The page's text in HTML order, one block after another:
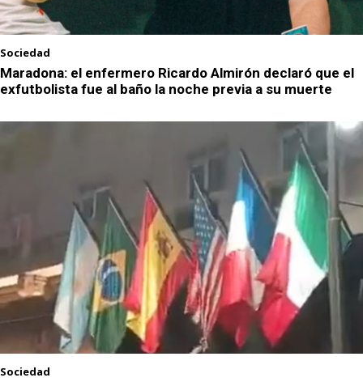
Sociedad
Maradona: el enfermero Ricardo Almirón declaró que el
exfutbolista fue al baño la noche previa a su muerte
Sociedad